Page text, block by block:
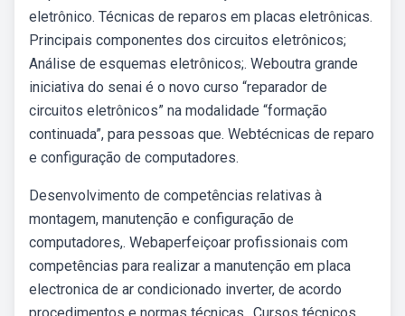
eletrônico. Técnicas de reparos em placas eletrônicas.
Principais componentes dos circuitos eletrônicos;
Análise de esquemas eletrônicos;. Weboutra grande
iniciativa do senai é o novo curso “reparador de
circuitos eletrônicos” na modalidade “formação
continuada”, para pessoas que. Webtécnicas de reparo
e configuração de computadores.
Desenvolvimento de competências relativas à
montagem, manutenção e configuração de
computadores,. Webaperfeiçoar profissionais com
competências para realizar a manutenção em placa
electronica de ar condicionado inverter, de acordo